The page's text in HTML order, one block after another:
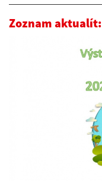
Zoznam aktualít: